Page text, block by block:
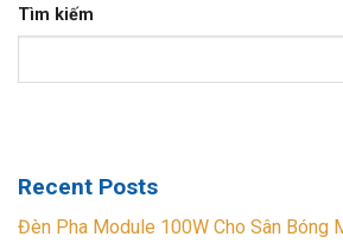
Tìm kiếm
Recent Posts
Đèn Pha Module 100W Cho Sân Bóng